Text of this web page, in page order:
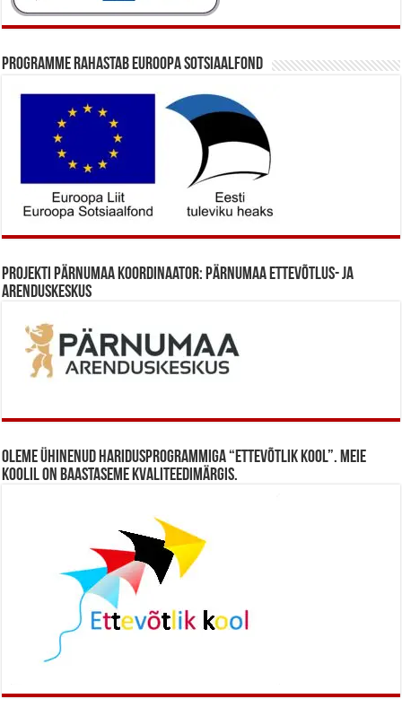
Programme rahastab Euroopa Sotsiaalfond
Projekti Pärnumaa koordinaator: Pärnumaa Ettevõtlus- ja
Arenduskeskus
Oleme ühinenud haridusprogrammiga “Ettevõtlik Kool”. Meie
koolil on baastaseme kvaliteedimärgis.